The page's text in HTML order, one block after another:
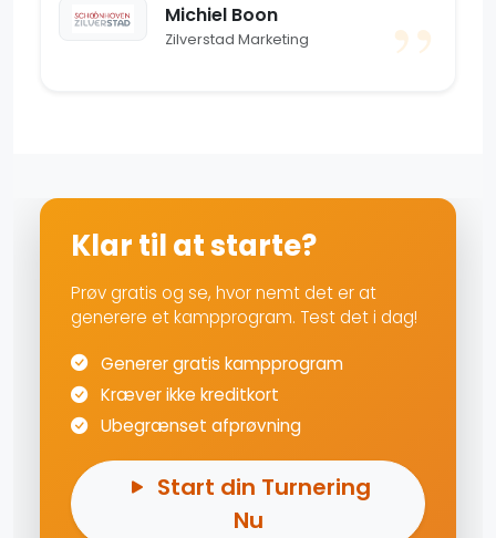
Michiel Boon
Zilverstad Marketing
Klar til at starte?
Prøv gratis og se, hvor nemt det er at
generere et kampprogram. Test det i dag!
Generer gratis kampprogram
Kræver ikke kreditkort
Ubegrænset afprøvning
Start din Turnering
Nu